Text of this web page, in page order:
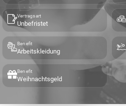
Vertragsart
Unbefristet
Benefit
Arbeitskleidung
Benefit
Weihnachtsgeld